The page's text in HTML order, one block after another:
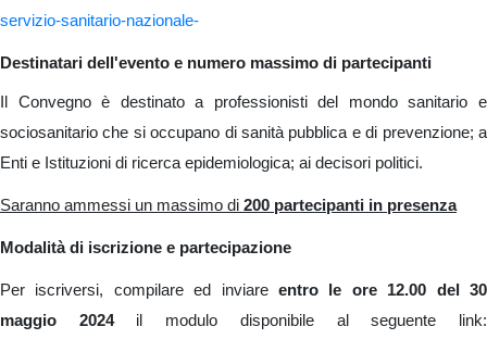
servizio-sanitario-nazionale-
Destinatari dell'evento e numero massimo di partecipanti
Il Convegno è destinato a professionisti del mondo sanitario e
sociosanitario che si occupano di sanità pubblica e di prevenzione; a
Enti e Istituzioni di ricerca epidemiologica; ai decisori politici.
Saranno ammessi un massimo di 200 partecipanti in presenza
Modalità di iscrizione e partecipazione
Per iscriversi, compilare ed inviareentro le ore 12.00 del 30
maggio 2024 il modulo disponibile al seguente link: